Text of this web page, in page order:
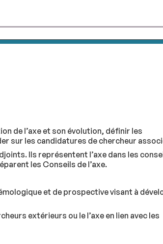
de l’axe et son évolution, définir les
les candidatures de chercheur
Ils représentent l’axe dans les
les Conseils de l’axe.
et de prospective visant à
extérieurs ou le l’axe en lien avec les